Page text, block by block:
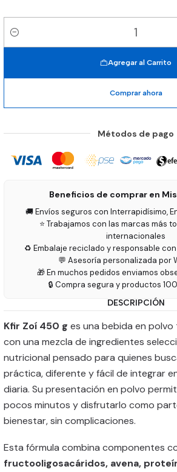
Cantidad
Agregar al Carrito
Comprar ahora
Métodos de pago
Beneficios de comprar en
🚚 Envíos seguros con Interrapidísimo,
⭐ Trabajamos con las marcas más
internacionales
♻️ Embalaje reciclado y responsable
💬 Asesoría personalizada por
🎁 En muchos pedidos enviamos
🔒 Compra segura y productos
DESCRIPCIÓN
Kfir Zoí 450 g es una bebida en
con una mezcla de ingredientes
nutricional pensado para quienes
práctica, diferente y fácil de integrar
diaria. Su presentación en polvo
pocos minutos y disfrutarlo como
bienestar, sin complicaciones.
Esta fórmula combina componentes
fructooligosacáridos, avena,